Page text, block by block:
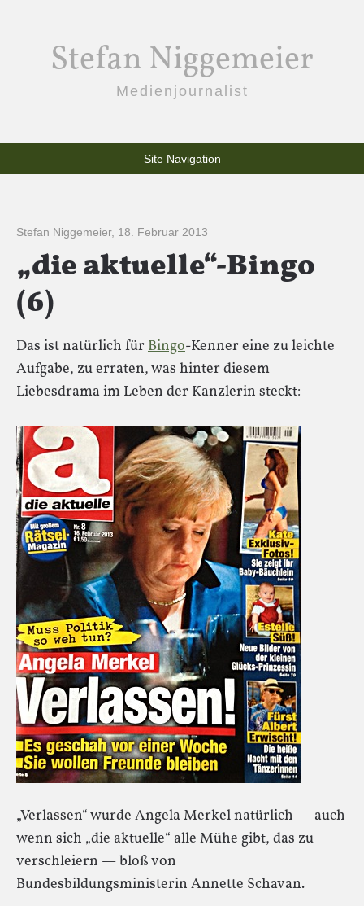
Stefan Niggemeier
Medienjournalist
Site Navigation
Stefan Niggemeier, 18. Februar 2013
„die aktuelle“-Bingo
(6)
Das ist natürlich für Bingo-Kenner eine zu leichte
Aufgabe, zu erraten, was hinter diesem
Liebesdrama im Leben der Kanzlerin steckt:
„Verlassen“ wurde Angela Merkel natürlich — auch
wenn sich „die aktuelle“ alle Mühe gibt, das zu
verschleiern — bloß von
Bundesbildungsministerin Annette Schavan.